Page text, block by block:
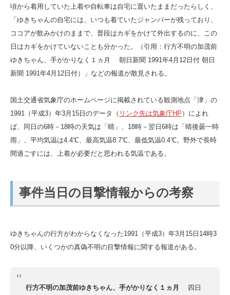
頃から着用していた上着や自転車は自宅に置いたままだったらしく、
「ゆきちゃんの自宅には、いつも着ていたジャンパーが残っており、
ココアが飲みかけのままで、普段はカギをかけて外出するのに、この
日はカギをかけていないことも分かった。（引用：行方不明の加茂前
ゆきちゃん、手がかりなく１ヵ月 朝日新聞 1991年4月12日付 朝日
新聞 1991年4月12日付）」などの報道が散見される。
国土交通省気象庁のホームページに掲載されている観測地点「津」の
1991（平成3）年3月15日のデータ（ リンク先は気象庁HP ）によれ
ば、同日の6時－18時の天気は「晴」、18時－翌日6時は「晴後曇一時
雨」、平均気温は4.4℃、最高気温8.7℃、最低気温0.4℃。野外で長時
間過ごすには、上着が必要だと思われる気温である。
事件当日の目撃情報からの考察
ゆきちゃんの行方がわからなくなった1991（平成3）年3月15日14時3
0分以降、いくつかの真偽不明の目撃情報に関する報道がある。
行方不明の加茂前ゆきちゃん、手がかりなく１ヵ月 四日